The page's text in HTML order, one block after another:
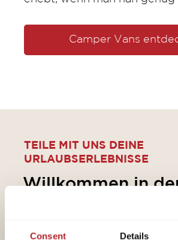
Consent Details
Camper Vans
TEILE MIT UNS DEINE
URLAUBSERLEBNISSE
Willkommen in